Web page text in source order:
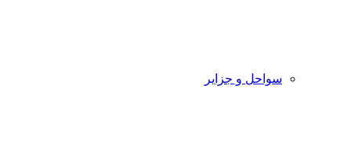
سواحل و جزایر